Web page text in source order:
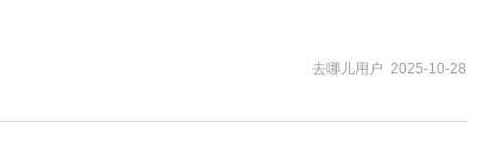
去哪儿用户 2025-10-28